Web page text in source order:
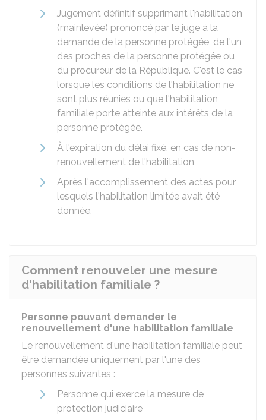
Jugement définitif supprimant l'habilitation
(mainlevée) prononcé par le juge à la
demande de la personne protégée, de l'un
des proches de la personne protégée ou
du procureur de la République. C'est le cas
lorsque les conditions de l'habilitation ne
sont plus réunies ou que l'habilitation
familiale porte atteinte aux intérêts de la
personne protégée.
À l'expiration du délai fixé, en cas de non-
renouvellement de l'habilitation
Après l'accomplissement des actes pour
lesquels l'habilitation limitée avait été
donnée.
Comment renouveler une mesure
d'habilitation familiale ?
Personne pouvant demander le
renouvellement d'une habilitation familiale
Le renouvellement d'une habilitation familiale peut
être demandée uniquement par l'une des
personnes suivantes :
Personne qui exerce la mesure de
protection judiciaire